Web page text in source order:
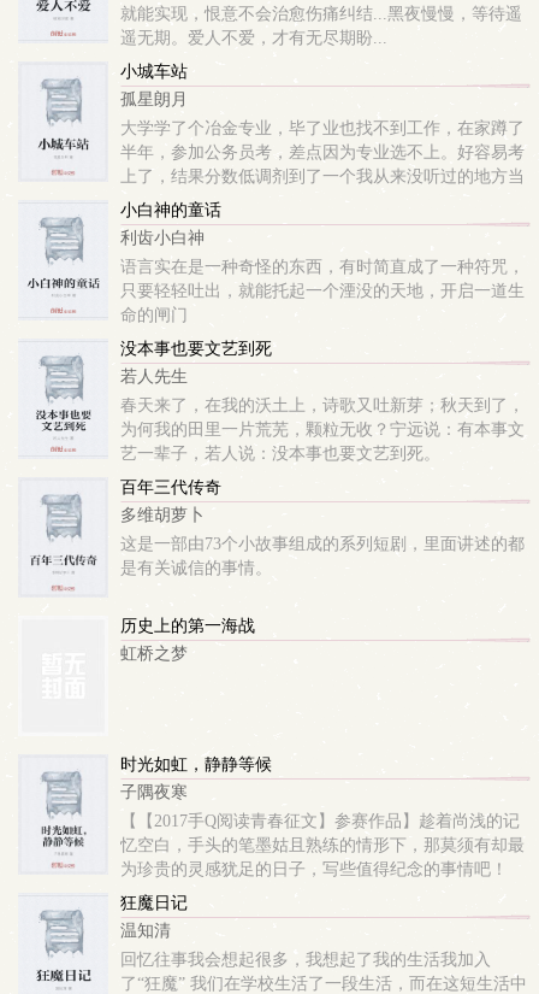
就能实现，恨意不会治愈伤痛纠结...黑夜慢慢，等待遥
遥无期。爱人不爱，才有无尽期盼...
小城车站
孤星朗月
大学学了个冶金专业，毕了业也找不到工作，在家蹲了
半年，参加公务员考，差点因为专业选不上。好容易考
上了，结果分数低调剂到了一个我从来没听过的地方当
铁路警察……
小白神的童话
利齿小白神
语言实在是一种奇怪的东西，有时简直成了一种符咒，
只要轻轻吐出，就能托起一个湮没的天地，开启一道生
命的闸门
没本事也要文艺到死
若人先生
春天来了，在我的沃土上，诗歌又吐新芽；秋天到了，
为何我的田里一片荒芜，颗粒无收？宁远说：有本事文
艺一辈子，若人说：没本事也要文艺到死。
百年三代传奇
多维胡萝卜
这是一部由73个小故事组成的系列短剧，里面讲述的都
是有关诚信的事情。
历史上的第一海战
虹桥之梦
时光如虹，静静等候
子隅夜寒
【【2017手Q阅读青春征文】参赛作品】趁着尚浅的记
忆空白，手头的笔墨姑且熟练的情形下，那莫须有却最
为珍贵的灵感犹足的日子，写些值得纪念的事情吧！
狂魔日记
温知清
回忆往事我会想起很多，我想起了我的生活我加入
了“狂魔” 我们在学校生活了一段生活，而在这短生活中